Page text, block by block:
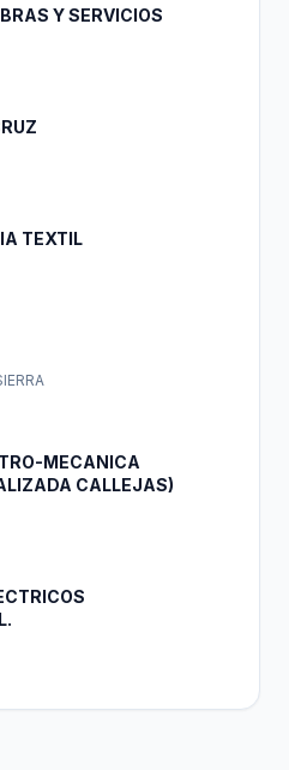
Y SERVICIOS
TEXTIL
MECANICA
CALLEJAS)